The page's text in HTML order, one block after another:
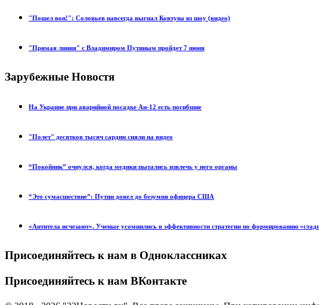
"Пошел вон!": Соловьев навсегда выгнал Ковтуна из шоу (видео)
"Прямая линия" с Владимиром Путиным пройдет 7 июня
Зарубежные Новостя
На Украине при аварийной посадке Ан-12 есть погибшие
"Полет" десятков тысяч сардин сняли на видео
“Покойник” очнулся, когда медики пытались извлечь у него органы
“Это сумасшествие”: Путин довел до безумия офицера США
«Антитела исчезают». Ученые усомнились в эффективности стратегии по формированию
Присоединяйтесь к нам в Одноклассниках
Присоединяйтесь к нам ВКонтакте